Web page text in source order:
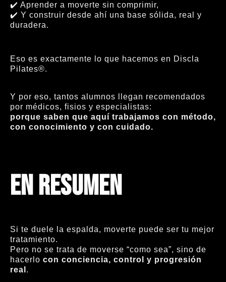
✔️ Aprender a moverte sin comprimir,
✔️ Y construir desde ahí una base sólida, real y
duradera.
Eso es exactamente lo que hacemos en Discla
Pilates®.
Y por eso, tantos alumnos llegan recomendados
por médicos, fisios y especialistas:
porque saben que aquí trabajamos con método,
con conocimiento y con cuidado.
En resumen
Si te duele la espalda, moverte puede ser tu mejor
tratamiento.
Pero no se trata de moverse “como sea”, sino de
hacerlo con conciencia, control y progresión
real .